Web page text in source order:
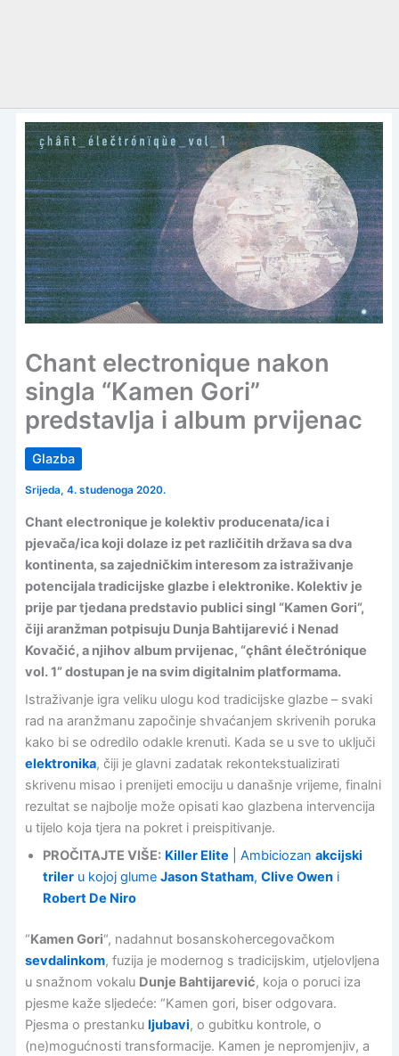
Chant electronique nakon
singla “Kamen Gori”
predstavlja i album prvijenac
Glazba
Srijeda, 4. studenoga 2020.
Chant electronique je kolektiv producenata/ica i
pjevača/ica koji dolaze iz pet različitih država sa dva
kontinenta, sa zajedničkim interesom za istraživanje
potencijala tradicijske glazbe i elektronike. Kolektiv je
prije par tjedana predstavio publici singl “Kamen Gori”,
čiji aranžman potpisuju Dunja Bahtijarević i Nenad
Kovačić, a njihov album prvijenac, “çhânt élečtrónique
vol. 1” dostupan je na svim digitalnim platformama.
Istraživanje igra veliku ulogu kod tradicijske glazbe – svaki
rad na aranžmanu započinje shvaćanjem skrivenih poruka
kako bi se odredilo odakle krenuti. Kada se u sve to uključi
elektronika, čiji je glavni zadatak rekontekstualizirati
skrivenu misao i prenijeti emociju u današnje vrijeme, finalni
rezultat se najbolje može opisati kao glazbena intervencija
u tijelo koja tjera na pokret i preispitivanje.
PROČITAJTE VIŠE: Killer Elite | Ambiciozan akcijski
trileru kojoj glume Jason Statham, Clive Oweni
Robert De Niro
“Kamen Gori“, nadahnut bosanskohercegovačkom
sevdalinkom, fuzija je modernog s tradicijskim, utjelovljena
u snažnom vokalu Dunje Bahtijarević, koja o poruci iza
pjesme kaže sljedeće: “Kamen gori, biser odgovara.
Pjesma o prestanku ljubavi, o gubitku kontrole, o
(ne)mogućnosti transformacije. Kamen je nepromjenjiv, a